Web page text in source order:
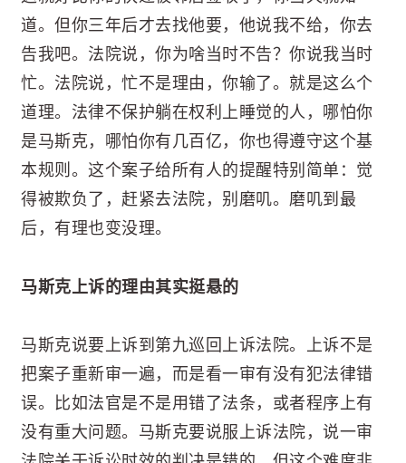
道。但你三年后才去找他要，他说我不给，你去
告我吧。法院说，你为啥当时不告？你说我当时
忙。法院说，忙不是理由，你输了。就是这么个
道理。法律不保护躺在权利上睡觉的人，哪怕你
是马斯克，哪怕你有几百亿，你也得遵守这个基
本规则。这个案子给所有人的提醒特别简单：觉
得被欺负了，赶紧去法院，别磨叽。磨叽到最
后，有理也变没理。
马斯克上诉的理由其实挺悬的
马斯克说要上诉到第九巡回上诉法院。上诉不是
把案子重新审一遍，而是看一审有没有犯法律错
误。比如法官是不是用错了法条，或者程序上有
没有重大问题。马斯克要说服上诉法院，说一审